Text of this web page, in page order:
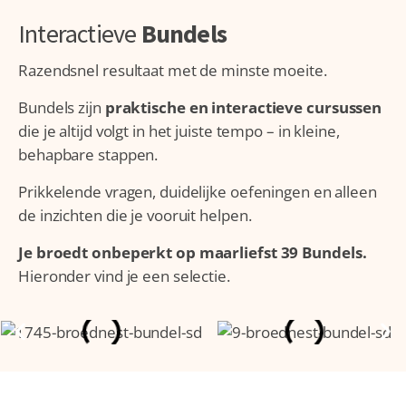
Interactieve Bundels
Razendsnel resultaat met de minste moeite.
Bundels zijn praktische en interactieve cursussen
die je altijd volgt in het juiste tempo – in kleine,
behapbare stappen.
Prikkelende vragen, duidelijke oefeningen en alleen
de inzichten die je vooruit helpen.
Je broedt onbeperkt op maarliefst 39 Bundels.
Hieronder vind je een selectie.